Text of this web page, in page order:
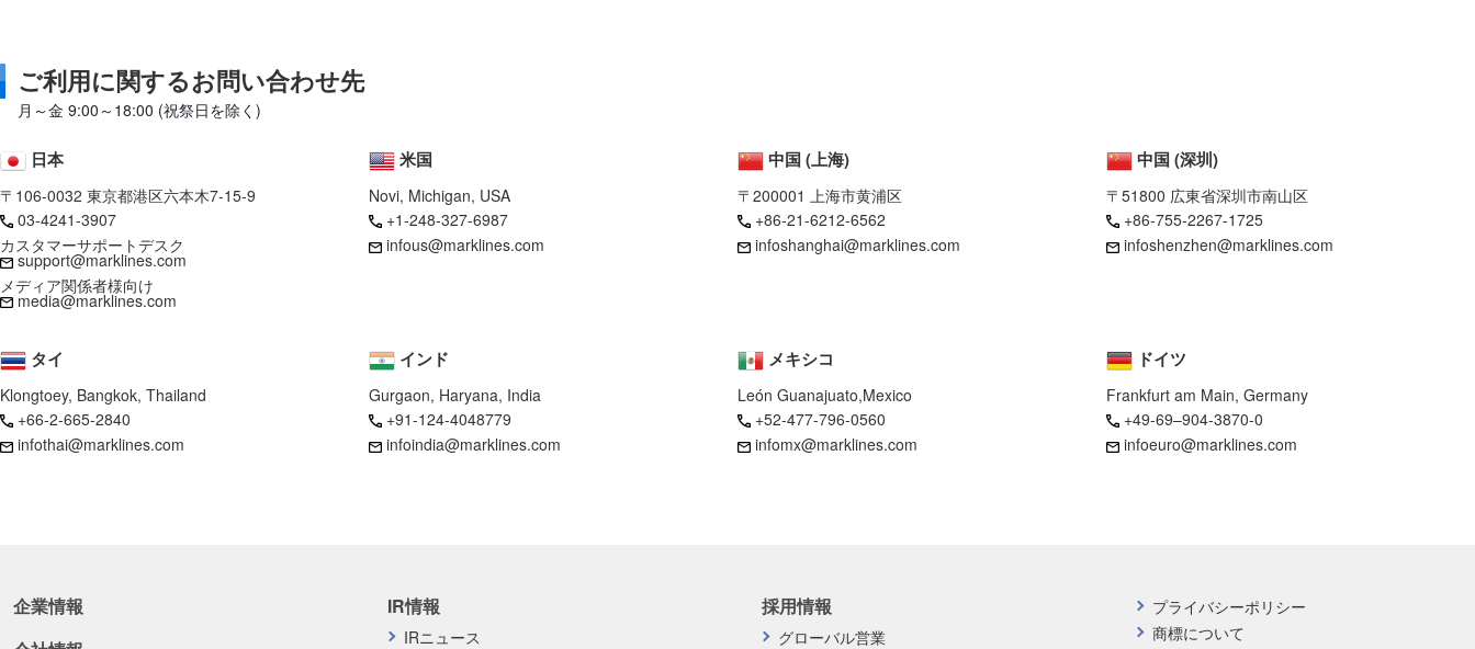
ご利用に関するお問い合わせ先
月～金 9:00～18:00 (祝祭日を除く)
日本
〒106-0032 東京都港区六本木7-15-9
03-4241-3907
カスタマーサポートデスク
support@marklines.com
メディア関係者様向け
media@marklines.com
米国
Novi, Michigan, USA
+1-248-327-6987
infous@marklines.com
メキシコ
León Guanajuato,Mexico
+52-477-796-0560
infomx@marklines.com
ドイツ
Frankfurt am Main, Germany
+49-69–904-3870-0
infoeuro@marklines.com
中国 (上海)
〒200001 上海市黄浦区
+86-21-6212-6562
infoshanghai@marklines.com
中国 (深圳)
〒51800 広東省深圳市南山区
+86-755-2267-1725
infoshenzhen@marklines.com
タイ
Klongtoey, Bangkok, Thailand
+66-2-665-2840
infothai@marklines.com
インド
Gurgaon, Haryana, India
+91-124-4048779
infoindia@marklines.com
企業情報
プライバシーポリシー
商標について
採用情報
グローバル営業
IR情報
IRニュース